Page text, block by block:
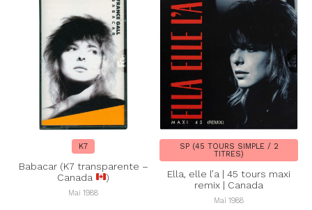
K7
Babacar (K7 transparente –
Canada
)
Mai 1988
SP (45 TOURS SIMPLE / 2
TITRES)
Ella, elle l’a | 45 tours maxi
remix | Canada
Mai 1988